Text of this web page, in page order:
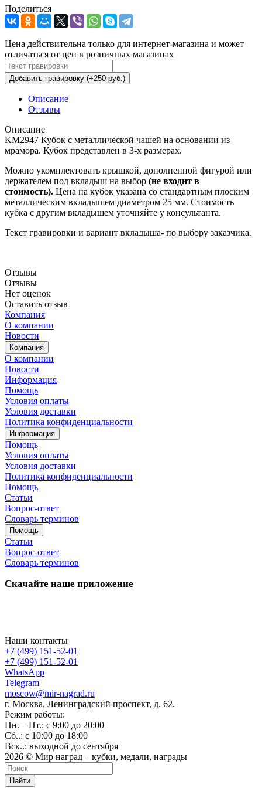
Поделиться
Цена действительна только для интернет-магазина и может
отличаться от цен в розничных магазинах
Добавить гравировку (+250 руб.)
Описание
Отзывы
Описание
KM2947 Кубок с металлической чашей на основании из
мрамора. Кубок представлен в 3-х размерах.
Можно укомплектовать крышкой, дополненной фигурой или
держателем под вкладыш на выбор (не входит в
стоимость). Цена на кубок указана со стандартным плоским
металлическим вкладышем диаметром 25 мм. Стоимость
кубка с другим вкладышем уточняйте у консультанта.
Текст гравировки и вариант вкладыша- по выбору заказчика.
Отзывы
Отзывы
Нет оценок
Оставить отзыв
Компания
О компании
Новости
Компания
О компании
Новости
Информация
Помощь
Условия оплаты
Условия доставки
Политика конфиденциальности
Информация
Помощь
Условия оплаты
Условия доставки
Политика конфиденциальности
Помощь
Статьи
Вопрос-ответ
Словарь терминов
Помощь
Статьи
Вопрос-ответ
Словарь терминов
Скачайте наше приложение
Наши контакты
+7 (499) 151-52-01
+7 (499) 151-52-01
WhatsApp
Telegram
moscow@mir-nagrad.ru
г. Москва, Ленинградский проспект, д. 62.
Режим работы:
Пн. – Пт.: с 9:00 до 20:00
Сб..: с 10:00 до 18:00
Вск..: выходной до сентября
2026 © Мир наград – кубки, медали, награды
Найти